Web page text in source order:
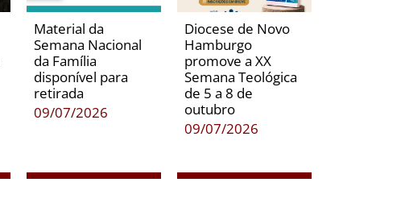
Material da
Semana Nacional
da Família
disponível para
retirada
09/07/2026
Diocese de Novo
Hamburgo
promove a XX
Semana Teológica
de 5 a 8 de
outubro
09/07/2026